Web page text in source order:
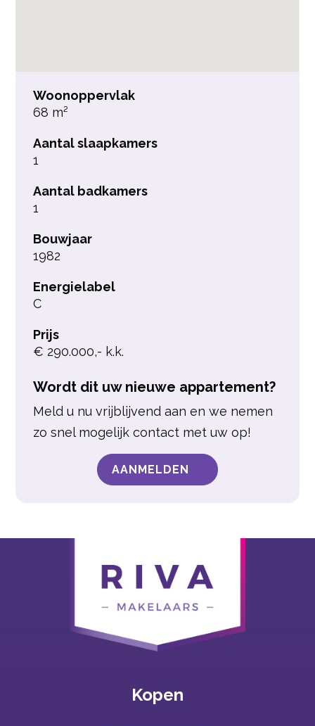
Woonoppervlak
68 m²
Aantal slaapkamers
1
Aantal badkamers
1
Bouwjaar
1982
Energielabel
C
Prijs
€ 290.000,- k.k.
Wordt dit uw nieuwe appartement?
Meld u nu vrijblijvend aan en we nemen
zo snel mogelijk contact met uw op!
AANMELDEN
Kopen